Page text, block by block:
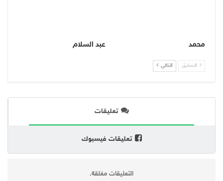
محمد عبد السلام
السابق التالي
تعليقات
تعليقات فيسبوك
التعليقات مغلقة.